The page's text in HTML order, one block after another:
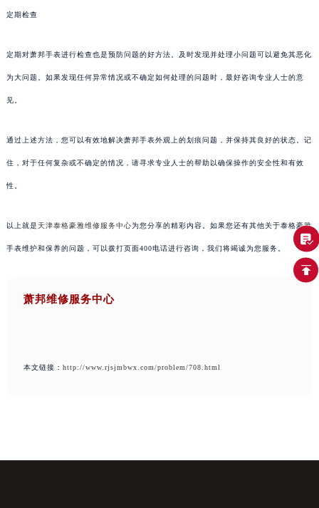
定期检查
定期对萧邦手表进行检查也是预防问题的好方法。及时发现并处理小问题可以避免其恶化
为大问题。如果发现任何异常情况或不确定如何处理的问题时，最好咨询专业人士的意
见。
通过上述方法，您可以有效地解决萧邦手表外观上的划痕问题，并保持其良好的状态。记
住，对于任何复杂或不确定的情况，请寻求专业人士的帮助以确保操作的安全性和有效
性。
以上就是天津泰格豪雅维修服务中心为您分享的精彩内容。如果您还有其他关于泰格豪雅
手表维护和保养的问题，可以拨打页面400电话进行咨询，我们将竭诚为您服务。
萧邦维修服务中心
本文链接： http://www.rjsjmbwx.com/problem/708.html